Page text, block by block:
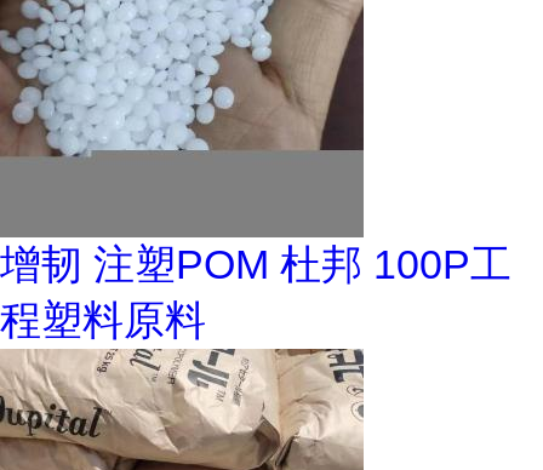
增韧 注塑POM 杜邦 100P工
程塑料原料